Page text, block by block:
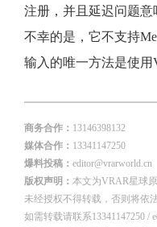
注册，并且延迟问题意
不幸的是，它不支持
输入的唯一方法是使用
商务合作： 13146398132
媒体合作： 13341147250
爆料投稿： editor@vrarworld.cn
版权声明： 本文为VRAR星球
未经授权不得转载，否则将依
如需转载请联系13341147250 /